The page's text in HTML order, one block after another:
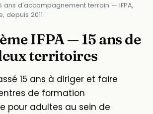
ans d'accompagnement terrain — IFPA,
depuis 2011
IFPA — 15 ans de
territoires
15 ans à diriger et faire
de formation
pour adultes au sein de